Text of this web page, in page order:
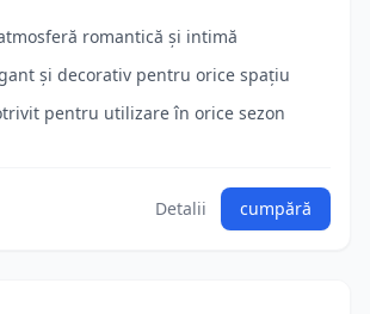
romantică și intimă
și decorativ pentru orice spațiu
pentru utilizare în orice sezon
Detalii cumpără